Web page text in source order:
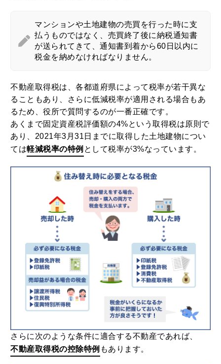
マンションや土地建物の売買を行った時に支
払うものではなく、売買終了後に納税通知書
が送られてきて、通知書到着から60日以内に
税金を納めなければなりません。
不動産取得税は、各都道府県によって税率が若干異な
ることもあり、さらに低減税率が適用される場合もあ
るため、役所で質問するのが一番正確です。
あくまで固定資産税評価額の4%という取得税は原則で
あり、2021年3月31日までに取得した土地建物につい
ては軽減税率の特例 として税率が3%なっています。
さらに次のような条件に適合する不動産であれば、
不動産取得税の控除特例 もあります。